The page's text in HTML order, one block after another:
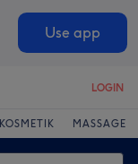
Use app
LOGIN
KOSMETIK MASSAGE